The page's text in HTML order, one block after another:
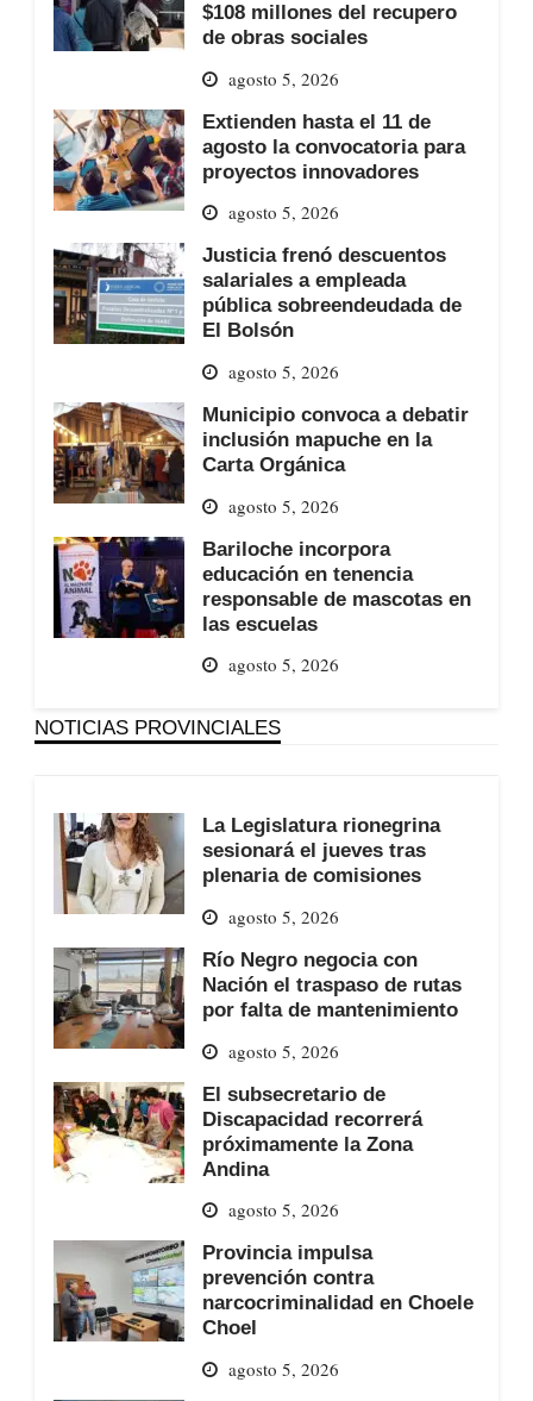
$108 millones del recupero
de obras sociales
agosto 5, 2026
Extienden hasta el 11 de
agosto la convocatoria para
proyectos innovadores
agosto 5, 2026
Justicia frenó descuentos
salariales a empleada
pública sobreendeudada de
El Bolsón
agosto 5, 2026
Municipio convoca a debatir
inclusión mapuche en la
Carta Orgánica
agosto 5, 2026
Bariloche incorpora
educación en tenencia
responsable de mascotas en
las escuelas
agosto 5, 2026
NOTICIAS PROVINCIALES
La Legislatura rionegrina
sesionará el jueves tras
plenaria de comisiones
agosto 5, 2026
Río Negro negocia con
Nación el traspaso de rutas
por falta de mantenimiento
agosto 5, 2026
El subsecretario de
Discapacidad recorrerá
próximamente la Zona
Andina
agosto 5, 2026
Provincia impulsa
prevención contra
narcocriminalidad en Choele
Choel
agosto 5, 2026